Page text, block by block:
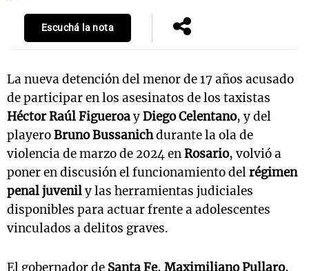
Escuchá la nota
La nueva detención del menor de 17 años acusado
de participar en los asesinatos de los taxistas
Héctor Raúl FigueroayDiego Celentano, y del
playeroBruno Bussanichdurante la ola de
violencia de marzo de 2024 enRosario, volvió a
poner en discusión el funcionamiento delrégimen
penal juvenily las herramientas judiciales
disponibles para actuar frente a adolescentes
vinculados a delitos graves.
El gobernador de Santa Fe, Maximiliano Pullaro,